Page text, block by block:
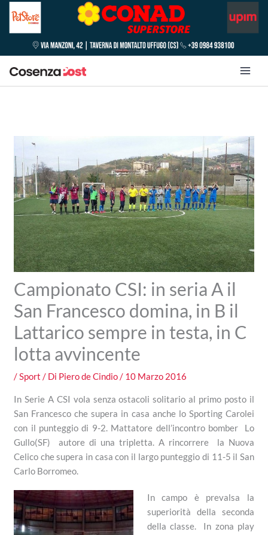
Campionato CSI: in seria A il
San Francesco domina, in B il
Lattarico sempre in testa, in C
lotta avvincente
/Sport / Di Piero de Cindio/ 10 Marzo 2016
In Serie A CSI vola senza ostacoli solitario al primo posto il
San Francesco che supera in casa anche lo Sporting Carolei
con il punteggio di 9-2. Mattatore dell’incontro bomber Lo
Gullo(SF) autore di una tripletta. A rincorrere la Nuova
Celico che supera in casa con il largo punteggio di 11-5 il San
Carlo Borromeo.
In campo è prevalsa la
superiorità della seconda
della classe. In zona play